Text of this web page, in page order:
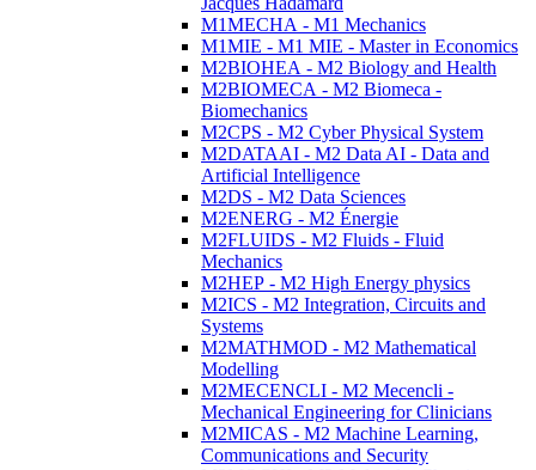
M1MECHA - M1 Mechanics
M1MIE - M1 MIE - Master in Economics
M2BIOHEA - M2 Biology and Health
M2BIOMECA - M2 Biomeca -
Biomechanics
M2CPS - M2 Cyber Physical System
M2DATAAI - M2 Data AI - Data and
Artificial Intelligence
M2DS - M2 Data Sciences
M2ENERG - M2 Énergie
M2FLUIDS - M2 Fluids - Fluid
Mechanics
M2HEP - M2 High Energy physics
M2ICS - M2 Integration, Circuits and
Systems
M2MATHMOD - M2 Mathematical
Modelling
M2MECENCLI - M2 Mecencli -
Mechanical Engineering for Clinicians
M2MICAS - M2 Machine Learning,
Communications and Security